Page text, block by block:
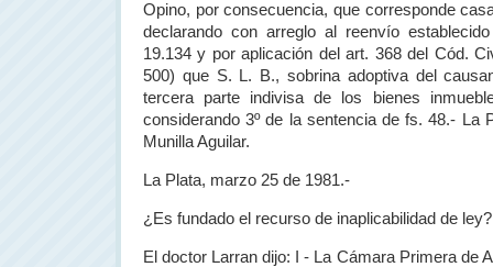
Opino, por consecuencia, que corresponde
declarando con arreglo al reenvío
19.134 y por aplicación del art. 368 del Cód.
500) que S. L. B., sobrina adoptiva del
tercera parte indivisa de los bienes
considerando 3º de la sentencia de fs. 48.- La
Munilla Aguilar.
La Plata, marzo 25 de 1981.-
¿Es fundado el recurso de inaplicabilidad de ley?
El doctor Larran dijo: I - La Cámara Primerade